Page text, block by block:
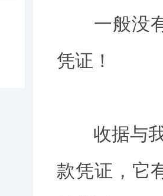
一般没有
凭证！
收据与我
款凭证，它